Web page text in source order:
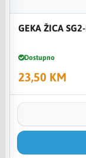
GEKA ŽICA
Dostupno
23,50 KM